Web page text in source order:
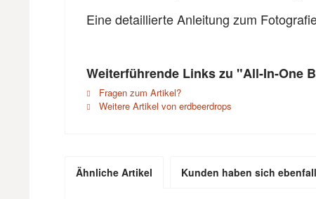
Eine detaillierte Anleitung zum
Weiterführende Links zu "All-In-One
Fragen zum Artikel?
Weitere Artikel von erdbeerdrops
Ähnliche Artikel Kunden haben sich